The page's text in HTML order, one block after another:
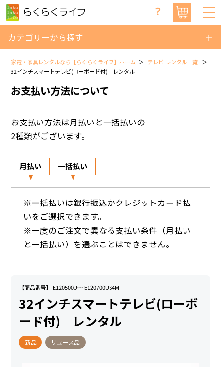
？
カテゴリーから探す
家電・家具レンタルなら【らくらくライフ】ホーム
テレビ レンタル一覧
32インチスマートテレビ(ローボード付) レンタル
お支払い方法について
お支払い方法は月払いと一括払いの
2種類がございます。
月払い 一括払い
※一括払いは銀行振込かクレジットカード払
いをご選択できます。
※一度のご注文で異なる支払い条件（月払い
と一括払い）を選ぶことはできません。
【商品番号】 E120500U～ E120700US4M
32インチスマートテレビ(ローボ
ード付) レンタル
新品 リユース品